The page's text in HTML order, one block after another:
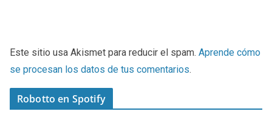
Este sitio usa Akismet para reducir el spam. Aprende cómo
se procesan los datos de tus comentarios.
Robotto en Spotify